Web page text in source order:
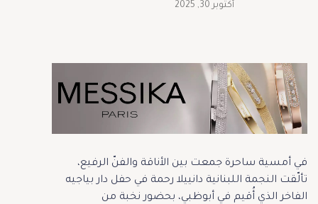
أكتوبر 30, 2025
في أمسية ساحرة جمعت بين الأناقة والفنّ الرفيع،
تألّقت النجمة اللبنانية دانييلا رحمة في حفل دار بياجيه
الفاخر الذي أُقيم في أبوظبي، بحضور نخبة من